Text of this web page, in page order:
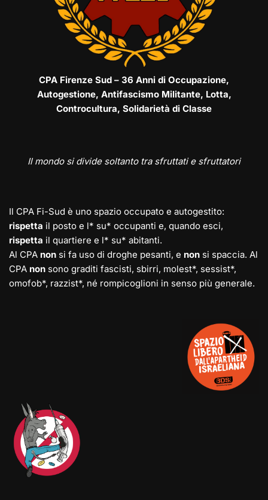
CPA Firenze Sud – 36 Anni di Occupazione,
Autogestione, Antifascismo Militante, Lotta,
Controcultura, Solidarietà di Classe
Il mondo si divide soltanto tra sfruttati e sfruttatori
Il CPA Fi-Sud è uno spazio occupato e autogestito:
rispetta il posto e l* su* occupanti e, quando esci,
rispetta il quartiere e l* su* abitanti.
Al CPA non si fa uso di droghe pesanti, e non si spaccia. Al
CPA non sono graditi fascisti, sbirri, molest*, sessist*,
omofob*, razzist*, né rompicoglioni in senso più generale.